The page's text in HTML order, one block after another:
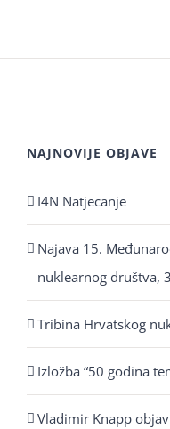
NAJNOVIJE OBJAVE
I4N Natjecanje
Najava 15.
nuklearnog društva,
Tribina Hrvatskog
Izložba “50 godina
Vladimir Knapp